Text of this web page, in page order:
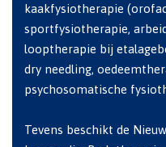
kaakfysiotherapie
sportfysiotherapie,
looptherapie bij
dry needling,
psychosomatische
Tevens beschikt de